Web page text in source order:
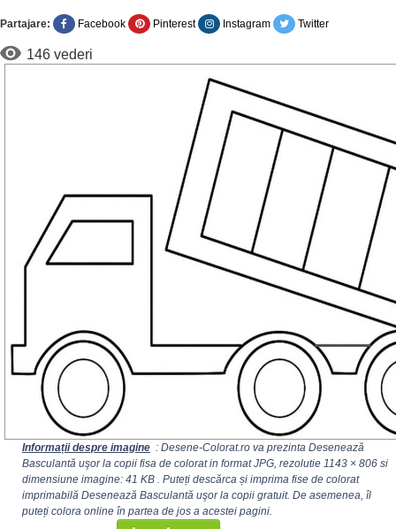
Partajare: Facebook Pinterest Instagram Twitter
146 vederi
Informații despre imagine : Desene-Colorat.ro va prezinta Desenează
Basculantă uşor la copii fisa de colorat in format JPG, rezolutie 1143 × 806 si
dimensiune imagine: 41 KB . Puteți descărca și imprima fise de colorat
imprimabilă Desenează Basculantă uşor la copii gratuit. De asemenea, îl
puteți colora online în partea de jos a acestei pagini.